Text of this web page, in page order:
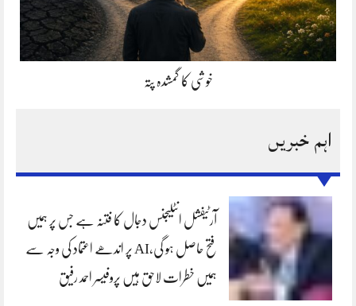
خوشی کا گمشدہ پتہ
اہم خبریں
آرٹیفشل انٹلیجنس دجال کا فتنہ ہے جس پر ہمیں
فتح حاصل ہو گی،AI پر اندھے اعتماد کی وجہ سے
ہمیں خطرات لاحق ہیں پروفیسر احمد رفیق